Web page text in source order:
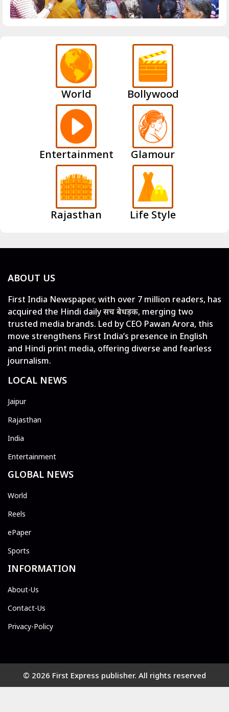
World Bollywood
Entertainment Glamour
Rajasthan Life Style
ABOUT US
First India Newspaper, with over 7 million readers, has
acquired the Hindi daily सच बेधड़क, merging two
trusted media brands. Led by CEO Pawan Arora, this
move strengthens First India’s presence in English
and Hindi print media, offering diverse and fearless
journalism.
LOCAL NEWS
Jaipur
Rajasthan
India
Entertainment
GLOBAL NEWS
World
Reels
ePaper
Sports
INFORMATION
About-Us
Contact-Us
Privacy-Policy
© 2026 First Express publisher. All rights reserved